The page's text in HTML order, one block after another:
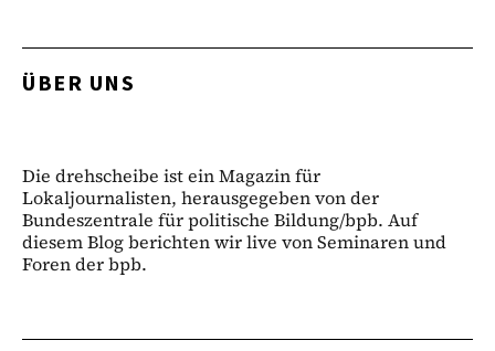
ÜBER UNS
Die drehscheibe ist ein Magazin für
Lokaljournalisten, herausgegeben von der
Bundeszentrale für politische Bildung/bpb. Auf
diesem Blog berichten wir live von Seminaren und
Foren der bpb.